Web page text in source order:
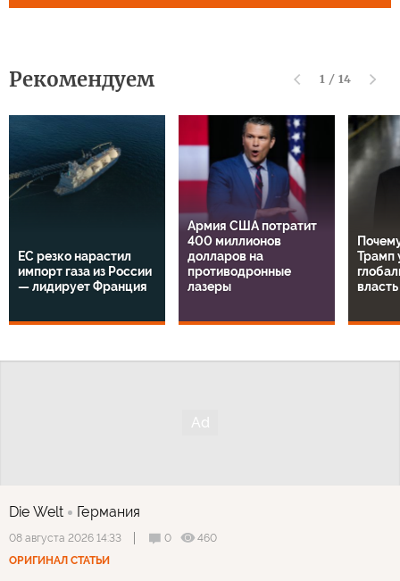
Рекомендуем 1 / 14
ЕС резко нарастил
импорт газа из России
— лидирует Франция
Армия США потратит
400 миллионов
долларов на
противодронные
лазеры
Трамп
власть
Die Welt Германия
08 августа 2026 14:33 0
460
ОРИГИНАЛ СТАТЬИ